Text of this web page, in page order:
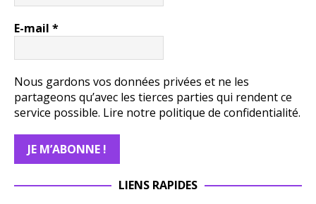
E-mail *
Nous gardons vos données privées et ne les
partageons qu’avec les tierces parties qui rendent ce
service possible. Lire notre politique de confidentialité.
LIENS RAPIDES